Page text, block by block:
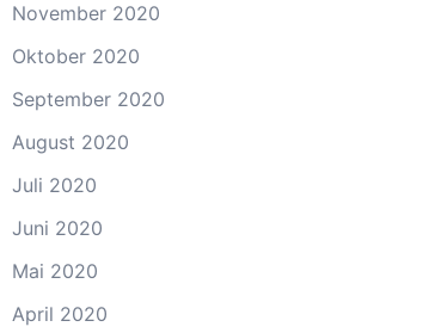
November 2020
Oktober 2020
September 2020
August 2020
Juli 2020
Juni 2020
Mai 2020
April 2020